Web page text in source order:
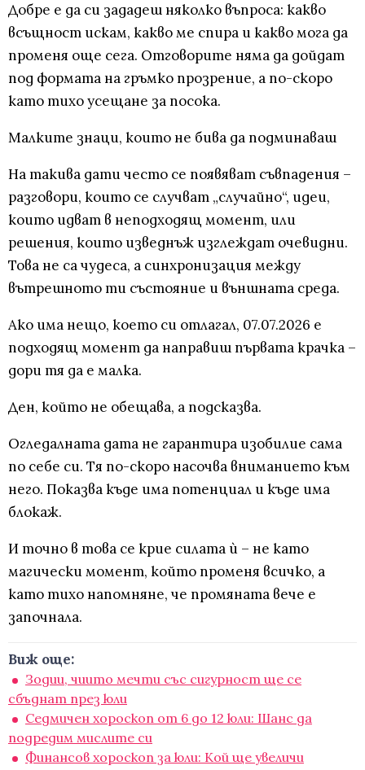
Добре е да си зададеш няколко въпроса: какво
всъщност искам, какво ме спира и какво мога да
променя още сега. Отговорите няма да дойдат
под формата на гръмко прозрение, а по-скоро
като тихо усещане за посока.
Малките знаци, които не бива да подминаваш
На такива дати често се появяват съвпадения –
разговори, които се случват „случайно“, идеи,
които идват в неподходящ момент, или
решения, които изведнъж изглеждат очевидни.
Това не са чудеса, а синхронизация между
вътрешното ти състояние и външната среда.
Ако има нещо, което си отлагал, 07.07.2026 е
подходящ момент да направиш първата крачка –
дори тя да е малка.
Ден, който не обещава, а подсказва.
Огледалната дата не гарантира изобилие сама
по себе си. Тя по-скоро насочва вниманието към
него. Показва къде има потенциал и къде има
блокаж.
И точно в това се крие силата ѝ – не като
магически момент, който променя всичко, а
като тихо напомняне, че промяната вече е
започнала.
Виж още:
Зодии, чиито мечти със сигурност ще се
сбъднат през юли
Седмичен хороскоп от 6 до 12 юли: Шанс да
подредим мислите си
Финансов хороскоп за юли: Кой ще увеличи